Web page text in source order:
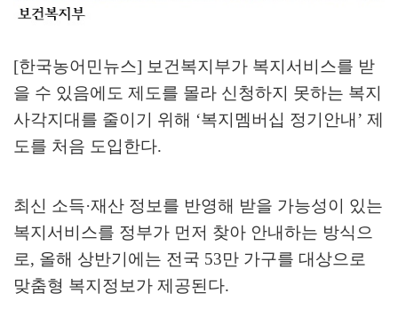
[한국농어민뉴스] 보건복지부가 복지서비스를 받
을 수 있음에도 제도를 몰라 신청하지 못하는 복지
사각지대를 줄이기 위해 ‘복지멤버십 정기안내 ’ 제
도를 처음 도입한다.
최신 소득·재산 정보를 반영해 받을 가능성이 있는
복지서비스를 정부가 먼저 찾아 안내하는 방식으
로, 올해 상반기에는 전국 53만 가구를 대상으로
맞춤형 복지정보가 제공된다.